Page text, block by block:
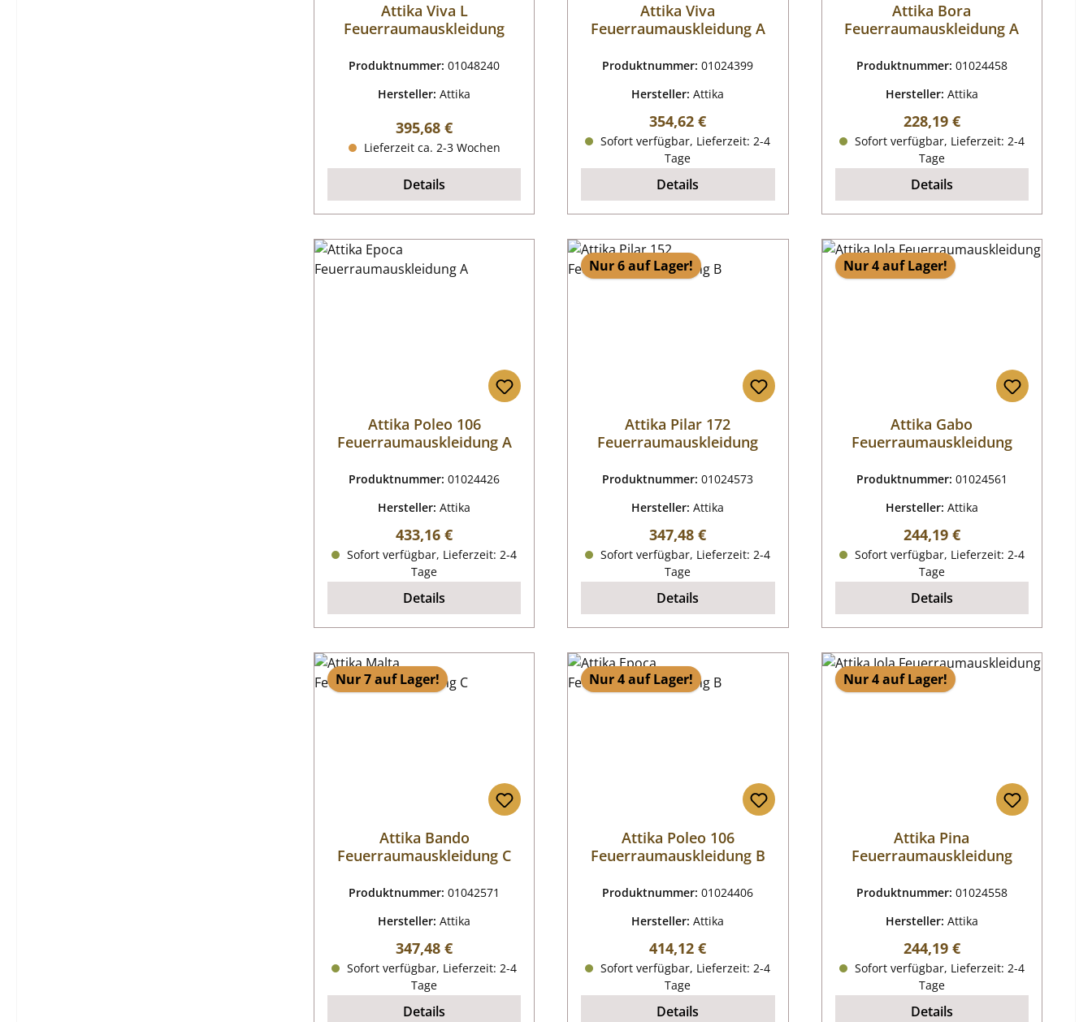
Attika Viva L
Feuerraumauskleidung
Produktnummer:01048240
Hersteller:Attika
Regulärer Preis:
395,68 €
Lieferzeit ca. 2-3 Wochen
Details
Attika Viva
Feuerraumauskleidung A
Produktnummer:01024399
Hersteller:Attika
Regulärer Preis:
354,62 €
Sofort verfügbar, Lieferzeit: 2-4
Tage
Details
Attika Bora
Feuerraumauskleidung A
Produktnummer: 01024458
Hersteller: Attika
Regulärer Preis:
228,19 €
Sofort verfügbar, Lieferzeit: 2-4
Tage
Details
Attika Poleo 106
Feuerraumauskleidung A
Produktnummer:01024426
Hersteller:Attika
Regulärer Preis:
433,16 €
Sofort verfügbar, Lieferzeit: 2-4
Tage
Details
Nur 6 auf Lager!
Attika Pilar 172
Feuerraumauskleidung
Produktnummer:01024573
Hersteller:Attika
Regulärer Preis:
347,48 €
Sofort verfügbar, Lieferzeit: 2-4
Tage
Details
Nur 4 auf Lager!
Attika Gabo
Feuerraumauskleidung
Produktnummer: 01024561
Hersteller: Attika
Regulärer Preis:
244,19 €
Sofort verfügbar, Lieferzeit: 2-4
Tage
Details
Nur 7 auf Lager!
Attika Bando
Feuerraumauskleidung C
Produktnummer:01042571
Hersteller:Attika
Regulärer Preis:
347,48 €
Sofort verfügbar, Lieferzeit: 2-4
Tage
Details
Nur 4 auf Lager!
Attika Poleo 106
Feuerraumauskleidung B
Produktnummer:01024406
Hersteller:Attika
Regulärer Preis:
414,12 €
Sofort verfügbar, Lieferzeit: 2-4
Tage
Details
Nur 4 auf Lager!
Attika Pina
Feuerraumauskleidung
Produktnummer: 01024558
Hersteller: Attika
Regulärer Preis:
244,19 €
Sofort verfügbar, Lieferzeit: 2-4
Tage
Details